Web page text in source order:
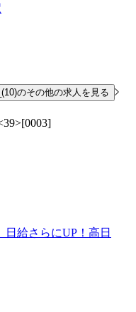
のその他の求人を見る
日給さらにUP！高日